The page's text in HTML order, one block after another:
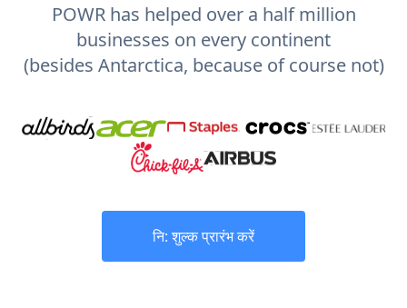
POWR has helped over a half million
businesses on every continent
(besides Antarctica, because of course not)
नि: शुल्क प्रारंभ करें